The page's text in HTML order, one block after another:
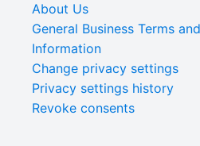
About Us
General Business Terms
Information
Change privacy settings
Privacy settings history
Revoke consents